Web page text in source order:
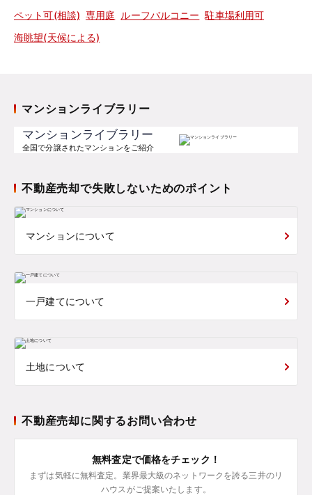
ペット可(相談) 専用庭 ルーフバルコニー 駐車場利用可
海眺望(天候による)
マンションライブラリー
マンションライブラリー
全国で分譲されたマンションをご紹介
不動産売却で失敗しないためのポイント
マンションについて
一戸建てについて
土地について
不動産売却に関するお問い合わせ
無料査定で価格をチェック！
まずは気軽に無料査定。業界最大級のネットワークを誇る三井のリ
ハウスがご提案いたします。